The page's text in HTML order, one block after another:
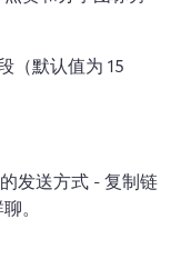
（默认值为 15
发送方式 - 复制链
。